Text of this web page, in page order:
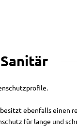
besitzt ebenfalls einen
für lange und